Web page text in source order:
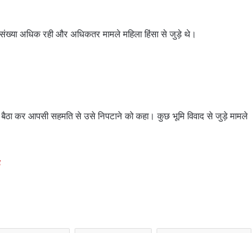
अधिक रही और अधिकतर मामले महिला हिंसा से जुड़े थे।
बैठा कर आपसी सहमति से उसे निपटाने को कहा। कुछ भूमि विवाद से जुड़े मामले